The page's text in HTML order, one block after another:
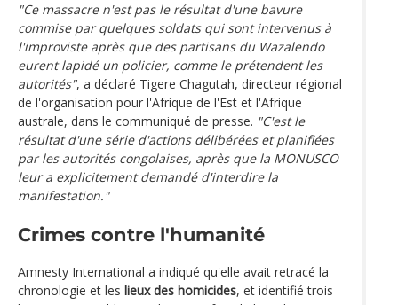
"Ce massacre n'est pas le résultat d'une bavure
commise par quelques soldats qui sont intervenus à
l'improviste après que des partisans du Wazalendo
eurent lapidé un policier, comme le prétendent les
autorités", a déclaré Tigere Chagutah, directeur régional
de l'organisation pour l'Afrique de l'Est et l'Afrique
australe, dans le communiqué de presse. "C'est le
résultat d'une série d'actions délibérées et planifiées
par les autorités congolaises, après que la MONUSCO
leur a explicitement demandé d'interdire la
manifestation."
Crimes contre l'humanité
Amnesty International a indiqué qu'elle avait retracé la
chronologie et les lieux des homicides, et identifié trois